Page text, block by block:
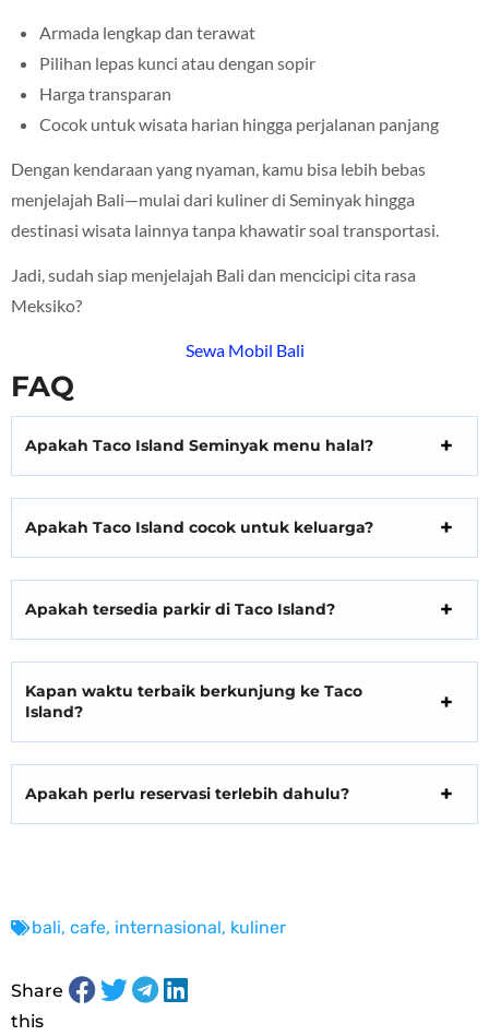
Armada lengkap dan terawat
Pilihan lepas kunci atau dengan sopir
Harga transparan
Cocok untuk wisata harian hingga perjalanan panjang
Dengan kendaraan yang nyaman, kamu bisa lebih bebas
menjelajah Bali—mulai dari kuliner di Seminyak hingga
destinasi wisata lainnya tanpa khawatir soal transportasi.
Jadi, sudah siap menjelajah Bali dan mencicipi cita rasa
Meksiko?
Sewa Mobil Bali
FAQ
Apakah Taco Island Seminyak menu halal?
Apakah Taco Island cocok untuk keluarga?
Apakah tersedia parkir di Taco Island?
Kapan waktu terbaik berkunjung ke Taco
Island?
Apakah perlu reservasi terlebih dahulu?
bali, cafe, internasional, kuliner
Share
this